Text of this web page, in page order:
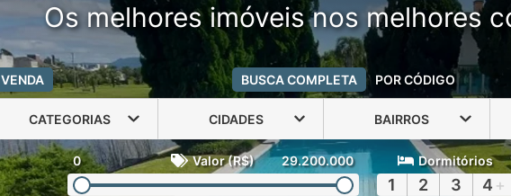
Os melhores imóveis nos melhores
VENDA BUSCA COMPLETA POR CÓDIGO
CATEGORIAS CIDADES BAIRROS
0 Valor (R$) 29.200.000 Dormitórios
1 2 3 4 +